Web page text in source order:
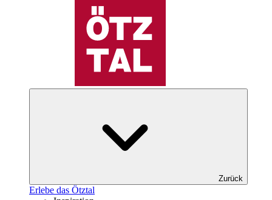
Zurück
Erlebe das Ötztal